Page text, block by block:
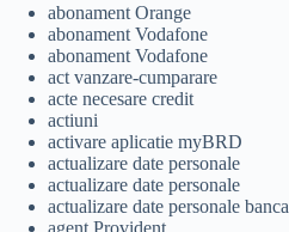
abonament Orange
abonament Vodafone
abonament Vodafone
act vanzare-cumparare
acte necesare credit
actiuni
activare aplicatie myBRD
actualizare date personale
actualizare date personale
actualizare date personale banca
agent Provident